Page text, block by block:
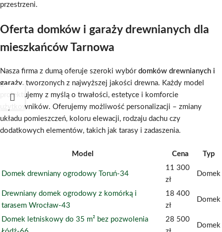
przestrzeni.
Oferta domków i garaży drewnianych dla
mieszkańców Tarnowa
Nasza firma z dumą oferuje szeroki wybór domków drewnianych i
garaży, tworzonych z najwyższej jakości drewna. Każdy model
projektujemy z myślą o trwałości, estetyce i komforcie
użytkowników. Oferujemy możliwość personalizacji – zmiany
układu pomieszczeń, koloru elewacji, rodzaju dachu czy
dodatkowych elementów, takich jak tarasy i zadaszenia.
Model Cena Typ
Domek drewniany ogrodowy Toruń-34
11 300
zł
Domek
Drewniany domek ogrodowy z komórką i
tarasem Wrocław-43
18 400
zł
Domek
Domek letniskowy do 35 m² bez pozwolenia
28 500
Domek